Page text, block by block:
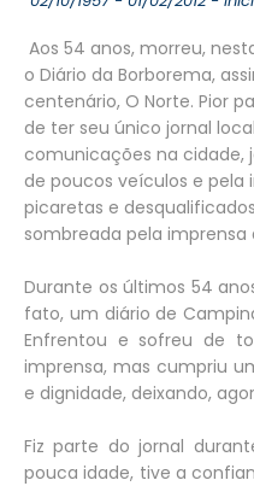
Aos 54 anos, morreu,
o Diário da Borborema,
centenário, O Norte. Pior
de ter seu único jornal
comunicações na cidade,
de poucos veículos e
picaretas e
sombreada pela imprensa
Durante os últimos 54
fato, um diário de
Enfrentou e sofreu de
imprensa, mas cumpriu
e dignidade, deixando,
Fiz parte do jornal
pouca idade, tive a